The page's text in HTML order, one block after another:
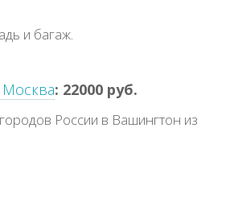
и багаж.
: 22000 руб.
России в Вашингтон из